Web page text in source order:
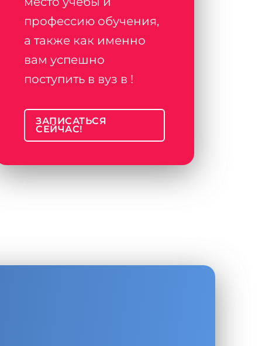
профессию обучения,
а также как именно
вам успешно
поступить в вуз в !
ЗАПИСАТЬСЯ
СЕЙЧАС!